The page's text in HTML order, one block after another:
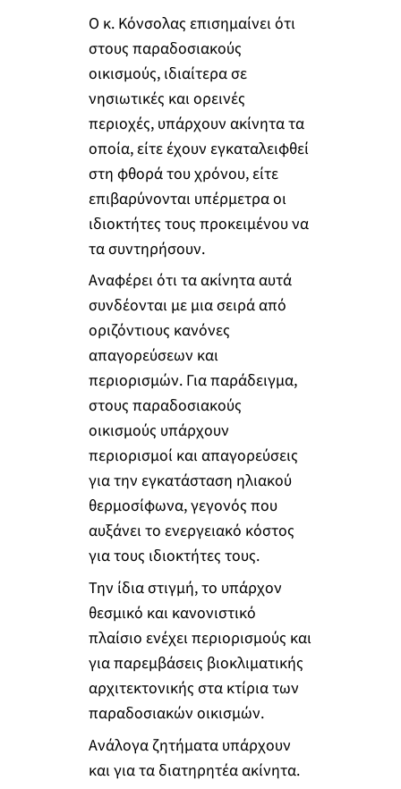
Ο κ. Κόνσολας επισημαίνει ότι
στους παραδοσιακούς
οικισμούς, ιδιαίτερα σε
νησιωτικές και ορεινές
περιοχές, υπάρχουν ακίνητα τα
οποία, είτε έχουν εγκαταλειφθεί
στη φθορά του χρόνου, είτε
επιβαρύνονται υπέρμετρα οι
ιδιοκτήτες τους προκειμένου να
τα συντηρήσουν.
Αναφέρει ότι τα ακίνητα αυτά
συνδέονται με μια σειρά από
οριζόντιους κανόνες
απαγορεύσεων και
περιορισμών. Για παράδειγμα,
στους παραδοσιακούς
οικισμούς υπάρχουν
περιορισμοί και απαγορεύσεις
για την εγκατάσταση ηλιακού
θερμοσίφωνα, γεγονός που
αυξάνει το ενεργειακό κόστος
για τους ιδιοκτήτες τους.
Την ίδια στιγμή, το υπάρχον
θεσμικό και κανονιστικό
πλαίσιο ενέχει περιορισμούς και
για παρεμβάσεις βιοκλιματικής
αρχιτεκτονικής στα κτίρια των
παραδοσιακών οικισμών.
Ανάλογα ζητήματα υπάρχουν
και για τα διατηρητέα ακίνητα.